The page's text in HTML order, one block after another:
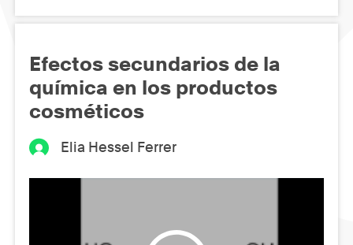
Efectos secundarios de la
química en los productos
cosméticos
Elia Hessel Ferrer